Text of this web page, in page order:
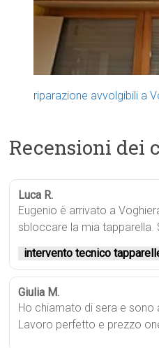
riparazione avvolgibili a
Recensioni dei
Luca R.
Eugenio è arrivato a
sbloccare la mia tapparella.
intervento tecnico
Giulia M.
Ho chiamato di sera e sono
Lavoro perfetto e prezzo